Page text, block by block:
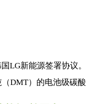
LG新能源签署协议
DMT）的电池级碳